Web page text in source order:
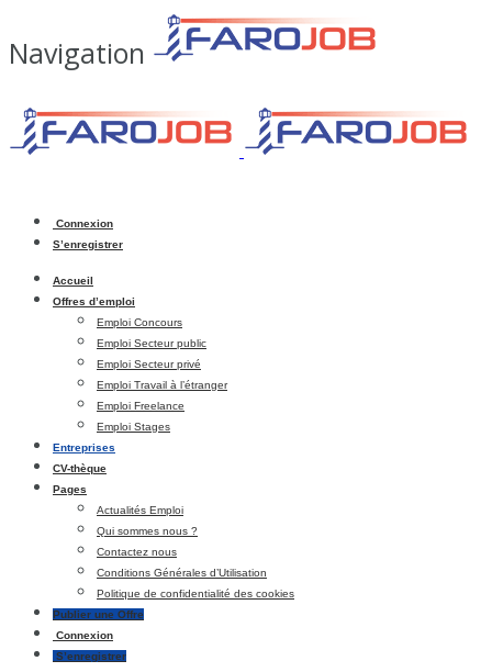
Navigation
Connexion
S’enregistrer
Accueil
Offres d’emploi
Emploi Concours
Emploi Secteur public
Emploi Secteur privé
Emploi Travail à l’étranger
Emploi Freelance
Emploi Stages
Entreprises
CV-thèque
Pages
Actualités Emploi
Qui sommes nous ?
Contactez nous
Conditions Générales d’Utilisation
Politique de confidentialité des cookies
Publier une Offre
Connexion
S’enregistrer